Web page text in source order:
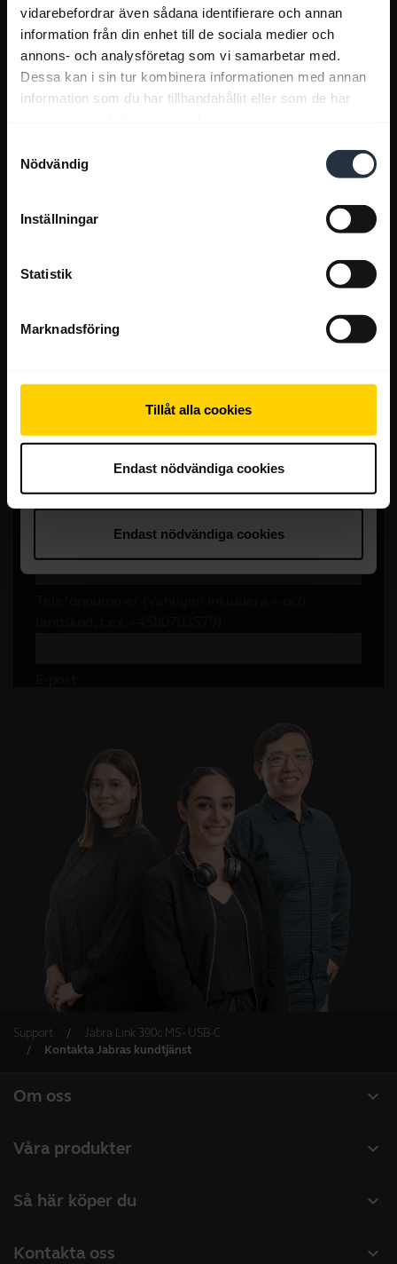
vidarebefordrar även sådana identifierare och annan
information från din enhet till de sociala medier och
annons- och analysföretag som vi samarbetar med.
Dessa kan i sin tur kombinera informationen med annan
information som du har tillhandahållit eller som de har
Nödvändig
Inställningar
Statistik
Marknadsföring
Tillåt alla cookies
Endast nödvändiga cookies
Support
Jabra Link 390c MS - USB-C
Kontakta Jabras kundtjänst
expand_more
Om oss
Hållbarhet
expand_more
Våra produkter
Konferenskameror
expand_more
Så här köper du
expand_more
Kontakta oss